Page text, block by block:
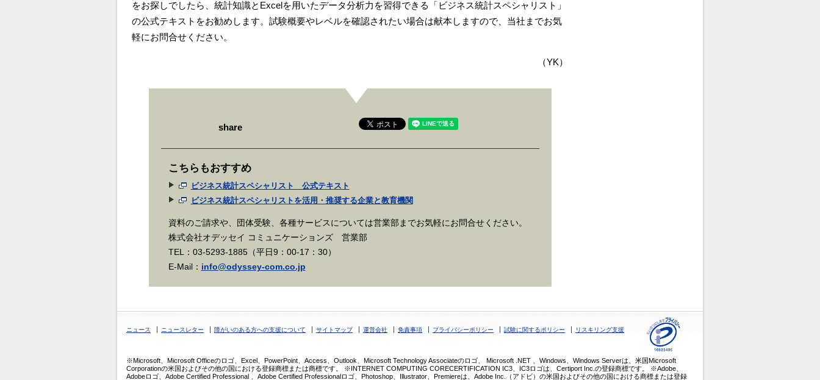
をお探しでしたら、統計知識とExcelを用いたデータ分析力を習得できる「ビジネス統計スペシャリスト」
の公式テキストをお勧めします。試験概要やレベルを確認されたい場合は献本しますので、当社までお気
軽にお問合せください。
（YK）
share
こちらもおすすめ
ビジネス統計スペシャリスト 公式テキスト
ビジネス統計スペシャリストを活用・推奨する企業と教育機関
資料のご請求や、団体受験、各種サービスについては営業部までお気軽にお問合せください。
株式会社オデッセイ コミュニケーションズ 営業部
TEL：03-5293-1885（平日9：00-17：30）
E-Mail： info@odyssey-com.co.jp
ニュース ニュースレター 障がいのある方への支援について サイトマップ 運営会社 免責事項 プライバシーポリシー 試験に関するポリシー リスキリング支援
※Microsoft、Microsoft Officeのロゴ、Excel、PowerPoint、Access、Outlook、Microsoft Technology Associateのロゴ、 Microsoft .NET 、Windows、Windows Serverは、米国Microsoft
Corporationの米国およびその他の国における登録商標または商標です。 ※INTERNET COMPUTING CORECERTIFICATION IC3、IC3ロゴは、Certiport Inc.の登録商標です。 ※Adobe、
Adobeロゴ、Adobe Certified Professional 、Adobe Certified Professionalロゴ、Photoshop、Illustrator、Premiereは、Adobe Inc.（アドビ）の米国およびその他の国における商標または登録